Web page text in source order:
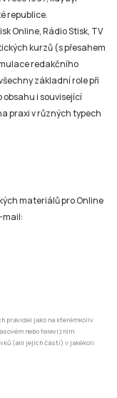
republice.
Online, Rádio Stisk, TV
kurzů (s přesahem
redakčního
základní role při
i související
praxi v různých typech
materiálů pro Online
mail:
pravidel jako na kterémkoliv
nebo televizním
(ani jejich částí) v jakékoli